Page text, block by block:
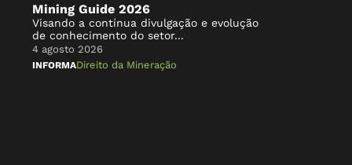
Mining Guide 2026
Visando a contínua divulgação e evolução
de conhecimento do setor...
4 agosto 2026
INFORMADireito da Mineração